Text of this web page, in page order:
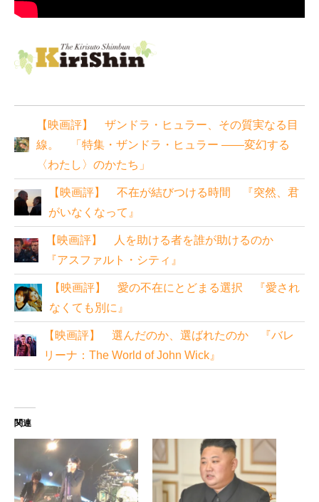
【映画評】 ザンドラ・ヒュラー、その質実なる目
線。 「特集・ザンドラ・ヒュラー ——変幻する
〈わたし〉のかたち」
【映画評】 不在が結びつける時間 『突然、君
がいなくなって』
【映画評】 人を助ける者を誰が助けるのか
『アスファルト・シティ』
【映画評】 愛の不在にとどまる選択 『愛され
なくても別に』
【映画評】 選んだのか、選ばれたのか 『バレ
リーナ：The World of John Wick』
関連